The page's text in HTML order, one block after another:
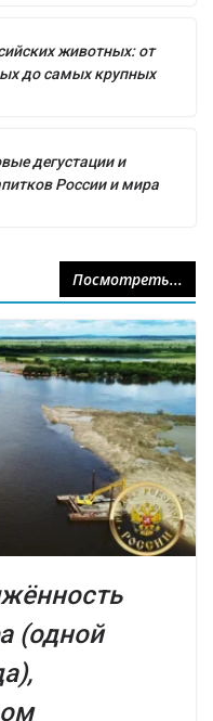
животных: от
до самых крупных
дегустации и
России и мира
Посмотреть...
(одной